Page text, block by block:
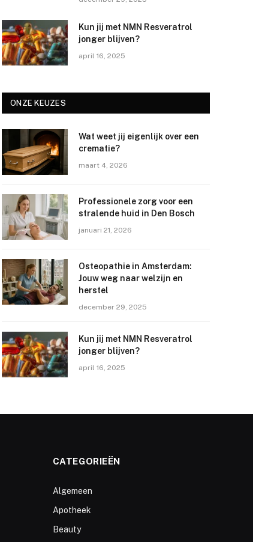
Kun jij met NMN Resveratrol
jonger blijven?
april 16, 2025
ONZE KEUZES
Wat weet jij eigenlijk over een
crematie?
maart 4, 2026
Professionele zorg voor een
stralende huid in Den Bosch
januari 21, 2026
Osteopathie in Amsterdam:
Jouw weg naar welzijn en
herstel
december 29, 2025
Kun jij met NMN Resveratrol
jonger blijven?
april 16, 2025
CATEGORIEËN
Algemeen
Apotheek
Beauty